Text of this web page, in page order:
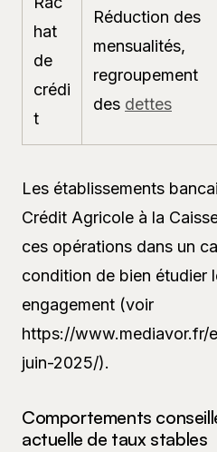
hat
de
crédi
t
Réduction des
mensualités,
regroupement
des dettes
Les établissements
Crédit Agricole à la
ces opérations dans un
condition de bien étudier
engagement (voir
https://www.mediavor.fr/
juin-2025/).
Comportements
actuelle de taux stables